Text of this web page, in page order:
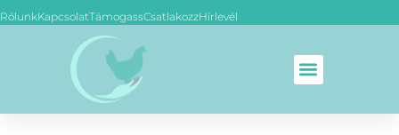
RólunkKapcsolatTámogassCsatlakozzHírlevél